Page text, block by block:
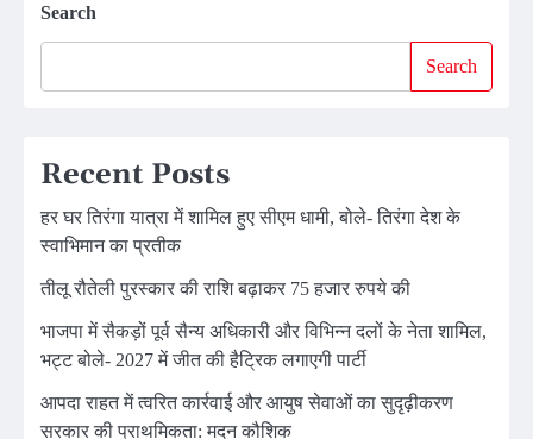
Search
Search
Recent Posts
हर घर तिरंगा यात्रा में शामिल हुए सीएम धामी, बोले- तिरंगा देश के
स्वाभिमान का प्रतीक
तीलू रौतेली पुरस्कार की राशि बढ़ाकर 75 हजार रुपये की
भाजपा में सैकड़ों पूर्व सैन्य अधिकारी और विभिन्न दलों के नेता शामिल,
भट्ट बोले- 2027 में जीत की हैट्रिक लगाएगी पार्टी
आपदा राहत में त्वरित कार्रवाई और आयुष सेवाओं का सुदृढ़ीकरण
सरकार की प्राथमिकता: मदन कौशिक